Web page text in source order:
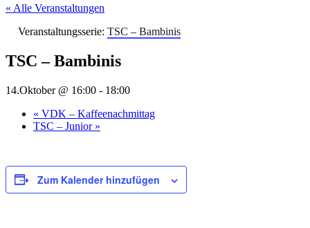
« Alle Veranstaltungen
Veranstaltungsserie: TSC – Bambinis
TSC – Bambinis
14.Oktober @ 16:00 - 18:00
« VDK – Kaffeenachmittag
TSC – Junior »
Zum Kalender hinzufügen